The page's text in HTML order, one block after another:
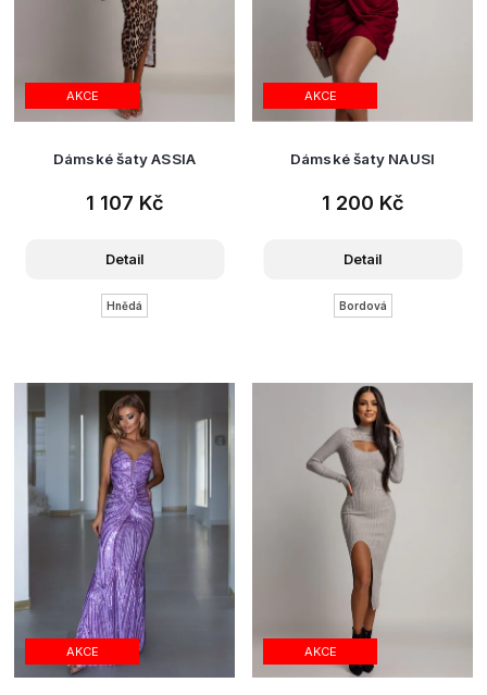
AKCE
Dámské šaty ASSIA
1 107 Kč
Detail
Hnědá
AKCE
Dámské šaty NAUSI
1 200 Kč
Detail
Bordová
AKCE AKCE